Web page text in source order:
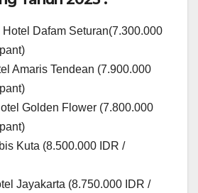
Hotel Dafam Seturan(7.300.000
Amaris Tendean (7.900.000
Golden Flower (7.800.000
Kuta (8.500.000 IDR /
Jayakarta (8.750.000 IDR /